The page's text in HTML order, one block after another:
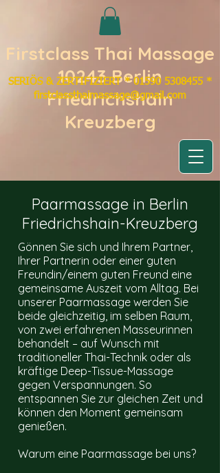
Firstclass Thai Massage
10243 Berlin
Friedrichshain
Kreuzberg
SERIÖS & ZERTIFIZIERT​*01590 5308455 *
firstclassthaimassage@gmail.com
Paarmassage in Berlin
Friedrichshain-Kreuzberg
Gönnen Sie sich und Ihrem Partner,
Ihrer Partnerin oder einer guten
Freundin/einem guten Freund eine
gemeinsame Auszeit vom Alltag. Bei
unserer Paarmassage werden Sie
beide gleichzeitig, im selben Raum,
von zwei erfahrenen Masseurinnen
behandelt – auf Wunsch mit
traditioneller Thai-Technik oder als
kräftige Deep-Tissue-Massage
gegen Verspannungen. So
entspannen Sie zur gleichen Zeit und
können den Moment gemeinsam
genießen.
Warum eine Paarmassage bei uns?